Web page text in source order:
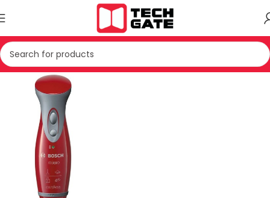
TE VOGLA SHTEPIAKE PAJISJE TE KUZHINES BLENDER DORE